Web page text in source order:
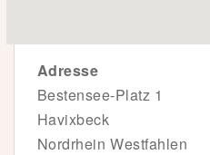
Adresse
Bestensee-Platz 1
Havixbeck
Nordrhein Westfahlen